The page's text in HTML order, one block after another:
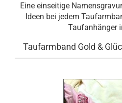
Eine einseitige
Ideen bei jedem
Taufanhänger
Taufarmband Gold &